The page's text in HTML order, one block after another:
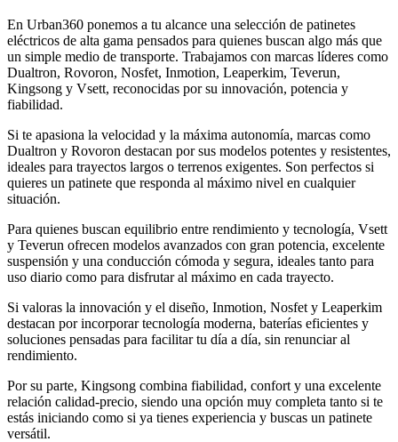
En Urban360 ponemos a tu alcance una selección de patinetes
eléctricos de alta gama pensados para quienes buscan algo más que
un simple medio de transporte. Trabajamos con marcas líderes como
Dualtron, Rovoron, Nosfet, Inmotion, Leaperkim, Teverun,
Kingsong y Vsett, reconocidas por su innovación, potencia y
fiabilidad.
Si te apasiona la velocidad y la máxima autonomía, marcas como
Dualtron y Rovoron destacan por sus modelos potentes y resistentes,
ideales para trayectos largos o terrenos exigentes. Son perfectos si
quieres un patinete que responda al máximo nivel en cualquier
situación.
Para quienes buscan equilibrio entre rendimiento y tecnología, Vsett
y Teverun ofrecen modelos avanzados con gran potencia, excelente
suspensión y una conducción cómoda y segura, ideales tanto para
uso diario como para disfrutar al máximo en cada trayecto.
Si valoras la innovación y el diseño, Inmotion, Nosfet y Leaperkim
destacan por incorporar tecnología moderna, baterías eficientes y
soluciones pensadas para facilitar tu día a día, sin renunciar al
rendimiento.
Por su parte, Kingsong combina fiabilidad, confort y una excelente
relación calidad-precio, siendo una opción muy completa tanto si te
estás iniciando como si ya tienes experiencia y buscas un patinete
versátil.